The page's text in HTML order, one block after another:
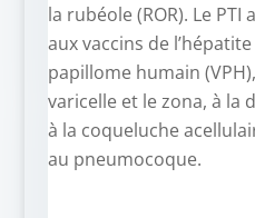
la rubéole (ROR). Le
aux vaccins de
papillome humain
varicelle et le zona, à la
à la coqueluche
au pneumocoque.